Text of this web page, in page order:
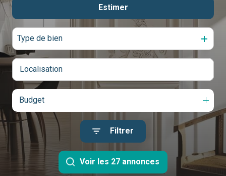
Estimer
Type de bien
Budget
Filtrer
Voir les 27 annonces